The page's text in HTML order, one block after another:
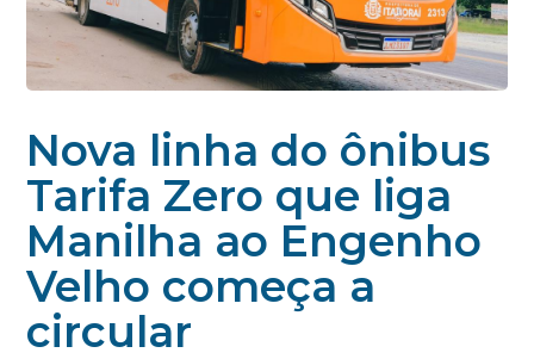
Nova linha do ônibus
Tarifa Zero que liga
Manilha ao Engenho
Velho começa a
circular